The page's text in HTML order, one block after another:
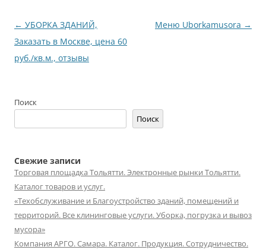
Навигация
по
записям
← УБОРКА ЗДАНИЙ,
Заказать в Москве, цена 60
руб./кв.м., отзывы
Меню Uborkamusora →
Поиск
Поиск
Свежие записи
Торговая площадка Тольятти. Электронные рынки Тольятти.
Каталог товаров и услуг.
«Техобслуживание и Благоустройство зданий, помещений и
территорий. Все клининговые услуги. Уборка, погрузка и вывоз
мусора»
Компания АРГО. Самара. Каталог. Продукция. Сотрудничество.